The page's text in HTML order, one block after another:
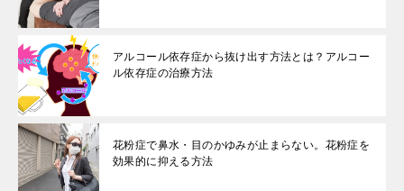
アルコール依存症から抜け出す方法とは？アルコー
ル依存症の治療方法
花粉症で鼻水・目のかゆみが止まらない。花粉症を
効果的に抑える方法